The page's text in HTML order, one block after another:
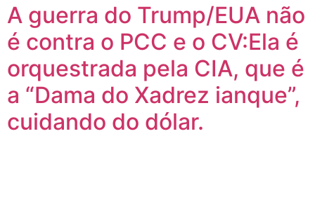
A guerra do Trump/EUA não
é contra o PCC e o CV:Ela é
orquestrada pela CIA, que é
a “Dama do Xadrez ianque”,
cuidando do dólar.